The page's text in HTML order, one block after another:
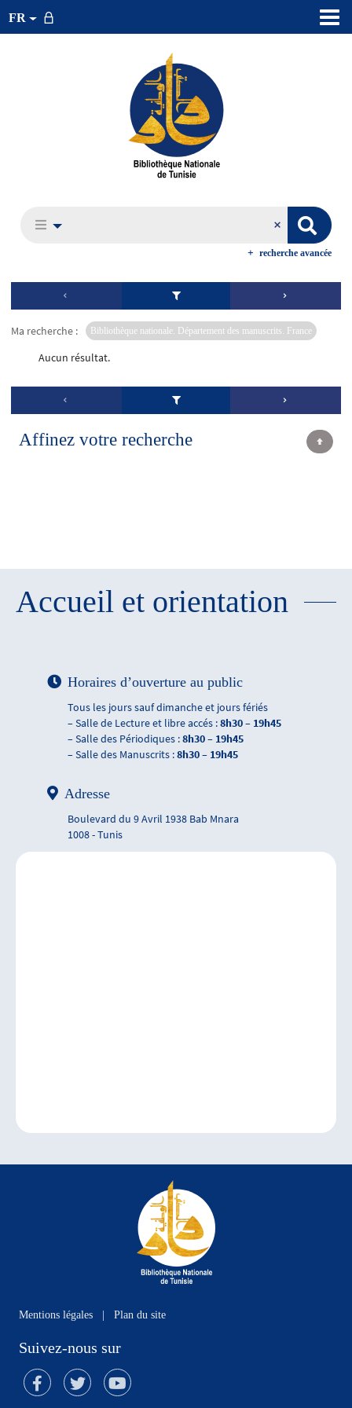
FR
recherche avancée
Ma recherche : Bibliothèque nationale. Département des manuscrits. France
Aucun résultat.
Affinez votre recherche
Accueil et orientation
Horaires d’ouverture au public
Tous les jours sauf dimanche et jours fériés
– Salle de Lecture et libre accés :8h30 – 19h45
– Salle des Périodiques :8h30 – 19h45
– Salle des Manuscrits :8h30 – 19h45
Adresse
Boulevard du 9 Avril 1938 Bab Mnara
1008 - Tunis
Mentions légales Plan du site
Suivez-nous sur